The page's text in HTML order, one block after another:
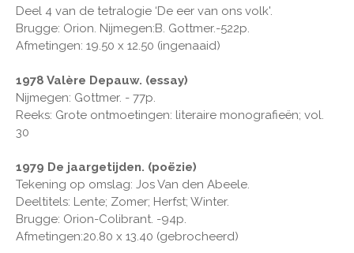
Deel 4 van de tetralogie ‘De eer van ons volk'.
Brugge: Orion. Nijmegen:B. Gottmer.-522p.
Afmetingen: 19.50 x 12.50 (ingenaaid)
1978 Valère Depauw. (essay)
Nijmegen: Gottmer. - 77p.
Reeks: Grote ontmoetingen: literaire monografieën; vol.
30
1979 De jaargetijden. (poëzie)
Tekening op omslag: Jos Van den Abeele.
Deeltitels: Lente; Zomer; Herfst; Winter.
Brugge: Orion-Colibrant. -94p.
Afmetingen:20.80 x 13.40 (gebrocheerd)